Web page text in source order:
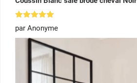
Note
sur 5
par Anonyme